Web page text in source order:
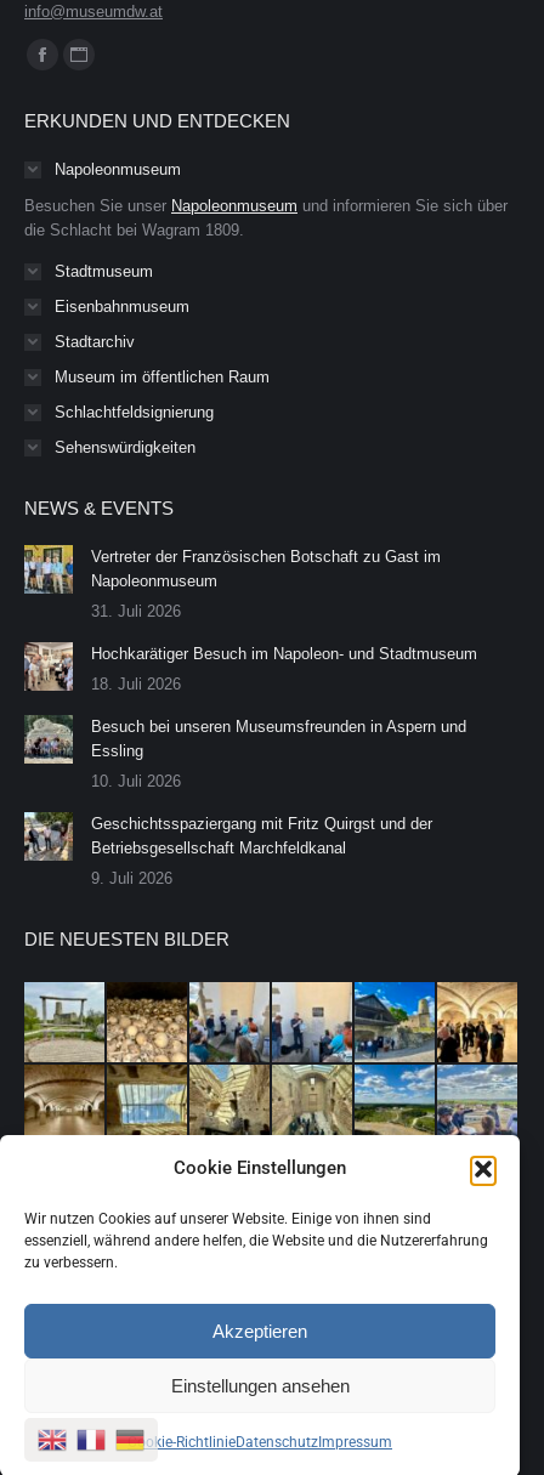
Cookie Einstellungen
Wir nutzen Cookies auf unserer Website. Einige von ihnen sind
essenziell, während andere helfen, die Website und die Nutzererfahrung
zu verbessern.
Akzeptieren
Einstellungen ansehen
Cookie-RichtlinieDatenschutz Impressum
info@museumdw.at
Finden Sie uns auf:
opens
window
opens
in
new
window
ERKUNDEN UND ENTDECKEN
Napoleonmuseum
Besuchen Sie unser Napoleonmuseum und informieren Sie sich über
die Schlacht bei Wagram 1809.
Stadtmuseum
Eisenbahnmuseum
Stadtarchiv
Museum im öffentlichen Raum
Schlachtfeldsignierung
Sehenswürdigkeiten
NEWS & EVENTS
Vertreter der Französischen Botschaft zu Gast im
Napoleonmuseum
31. Juli 2026
Hochkarätiger Besuch im Napoleon- und Stadtmuseum
18. Juli 2026
Besuch bei unseren Museumsfreunden in Aspern und
Essling
10. Juli 2026
Geschichtsspaziergang mit Fritz Quirgst und der
Betriebsgesellschaft Marchfeldkanal
9. Juli 2026
DIE NEUESTEN BILDER
Footer Menu